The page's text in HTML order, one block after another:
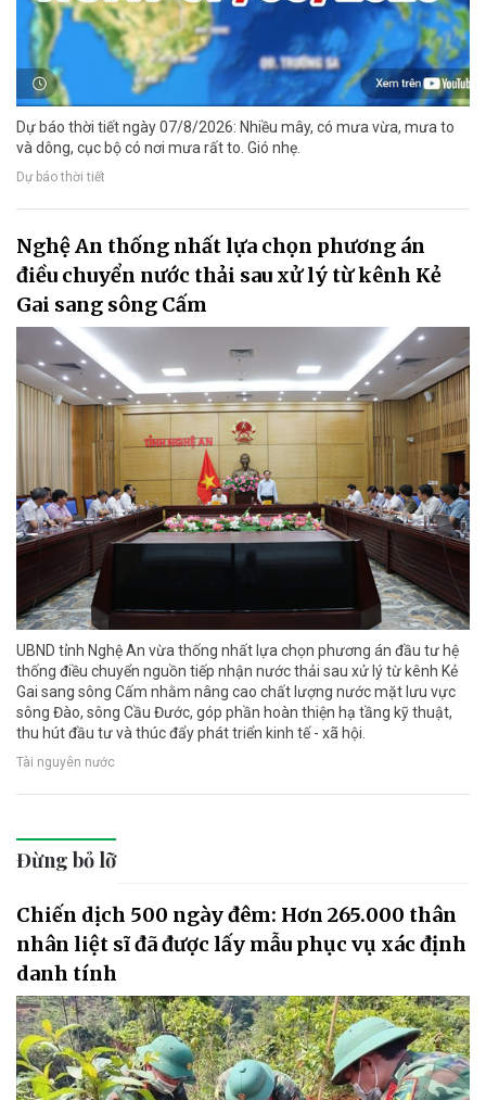
Dự báo thời tiết ngày 07/8/2026: Nhiều mây, có mưa vừa, mưa to
và dông, cục bộ có nơi mưa rất to. Gió nhẹ.
Dự báo thời tiết
Nghệ An thống nhất lựa chọn phương án
điều chuyển nước thải sau xử lý từ kênh Kẻ
Gai sang sông Cấm
UBND tỉnh Nghệ An vừa thống nhất lựa chọn phương án đầu tư hệ
thống điều chuyển nguồn tiếp nhận nước thải sau xử lý từ kênh Kẻ
Gai sang sông Cấm nhằm nâng cao chất lượng nước mặt lưu vực
sông Đào, sông Cầu Đước, góp phần hoàn thiện hạ tầng kỹ thuật,
thu hút đầu tư và thúc đẩy phát triển kinh tế - xã hội.
Tài nguyên nước
Đừng bỏ lỡ
Chiến dịch 500 ngày đêm: Hơn 265.000 thân
nhân liệt sĩ đã được lấy mẫu phục vụ xác định
danh tính